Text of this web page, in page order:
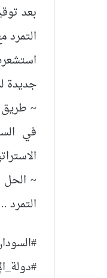
التمرد
جديدة
~ طريق
في
~ الحل
التمرد